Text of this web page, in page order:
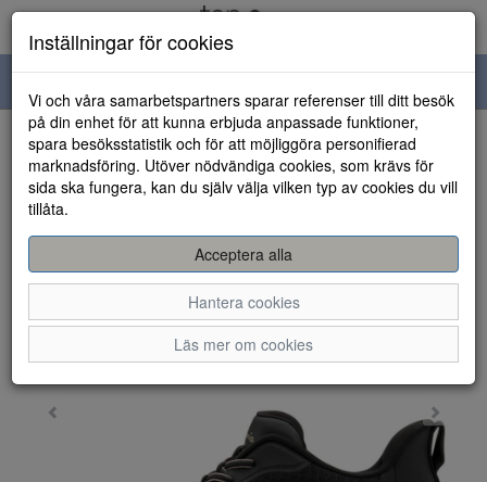
navigation
HEM
Inställningar för cookies
Vi och våra samarbetspartners sparar referenser till ditt besök
på din enhet för att kunna erbjuda anpassade funktioner,
spara besöksstatistik och för att möjliggöra personifierad
marknadsföring. Utöver nödvändiga cookies, som krävs för
sida ska fungera, kan du själv välja vilken typ av cookies du vill
tillåta.
Acceptera alla
Hantera cookies
Läs mer om cookies